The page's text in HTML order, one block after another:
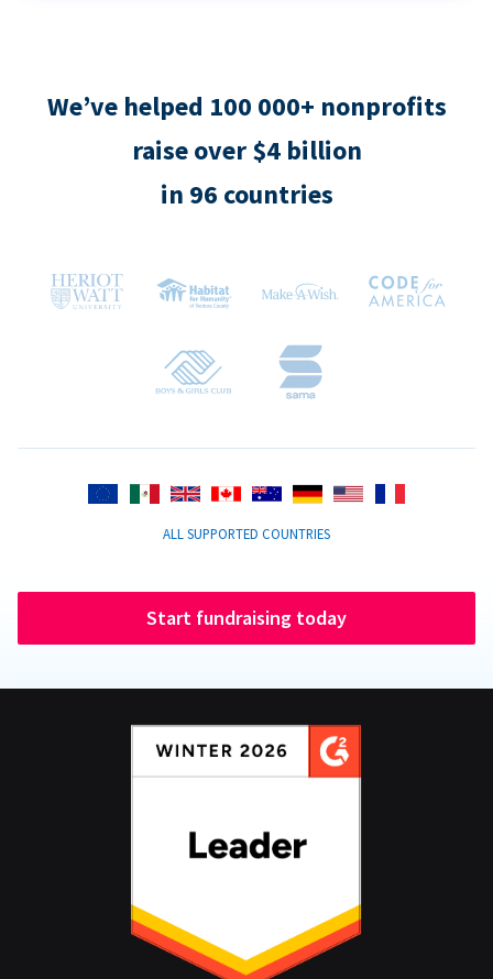
We’ve helped 100 000+ nonprofits
raise over $4 billion
in 96 countries
ALL SUPPORTED COUNTRIES
Start fundraising today